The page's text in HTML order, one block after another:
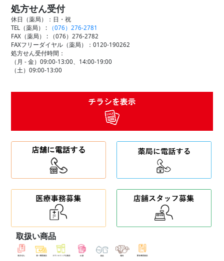
処方せん受付
休日（薬局）：日・祝
TEL（薬局） :
（076）276-2781
FAX（薬局） :
（076）276-2782
FAXフリーダイヤル（薬局）：0120-190262
処方せん受付時間：
（月 - 金）09:00-13:00、14:00-19:00
（土）09:00-13:00
取扱い商品